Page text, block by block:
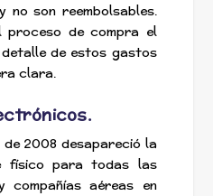
no son reembolsables.
de compra el
de estos gastos
clara.
2008 desapareció la
físico para todas las
compañías aéreas en